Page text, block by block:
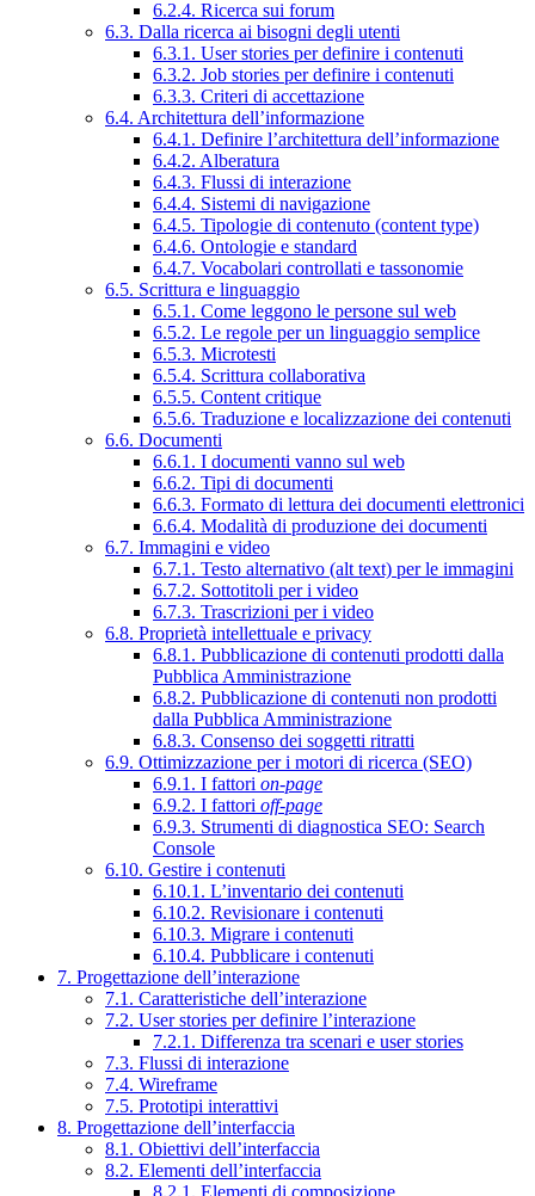
6.2.4. Ricerca sui forum
6.3. Dalla ricerca ai bisogni degli utenti
6.3.1. User stories per definire i contenuti
6.3.2. Job stories per definire i contenuti
6.3.3. Criteri di accettazione
6.4. Architettura dell’informazione
6.4.1. Definire l’architettura dell’informazione
6.4.2. Alberatura
6.4.3. Flussi di interazione
6.4.4. Sistemi di navigazione
6.4.5. Tipologie di contenuto (content type)
6.4.6. Ontologie e standard
6.4.7. Vocabolari controllati e tassonomie
6.5. Scrittura e linguaggio
6.5.1. Come leggono le persone sul web
6.5.2. Le regole per un linguaggio semplice
6.5.3. Microtesti
6.5.4. Scrittura collaborativa
6.5.5. Content critique
6.5.6. Traduzione e localizzazione dei contenuti
6.6. Documenti
6.6.1. I documenti vanno sul web
6.6.2. Tipi di documenti
6.6.3. Formato di lettura dei documenti elettronici
6.6.4. Modalità di produzione dei documenti
6.7. Immagini e video
6.7.1. Testo alternativo (alt text) per le immagini
6.7.2. Sottotitoli per i video
6.7.3. Trascrizioni per i video
6.8. Proprietà intellettuale e privacy
6.8.1. Pubblicazione di contenuti prodotti dalla
Pubblica Amministrazione
6.8.2. Pubblicazione di contenuti non prodotti
dalla Pubblica Amministrazione
6.8.3. Consenso dei soggetti ritratti
6.9. Ottimizzazione per i motori di ricerca (SEO)
6.9.1. I fattori on-page
6.9.2. I fattori off-page
6.9.3. Strumenti di diagnostica SEO: Search
Console
6.10. Gestire i contenuti
6.10.1. L’inventario dei contenuti
6.10.2. Revisionare i contenuti
6.10.3. Migrare i contenuti
6.10.4. Pubblicare i contenuti
7. Progettazione dell’interazione
7.1. Caratteristiche dell’interazione
7.2. User stories per definire l’interazione
7.2.1. Differenza tra scenari e user stories
7.3. Flussi di interazione
7.4. Wireframe
7.5. Prototipi interattivi
8. Progettazione dell’interfaccia
8.1. Obiettivi dell’interfaccia
8.2. Elementi dell’interfaccia
8.2.1. Elementi di composizione